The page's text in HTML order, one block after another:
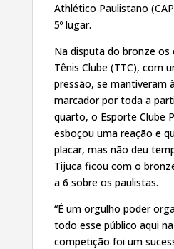
Athlético Paulistano
5º lugar.
Na disputa do bronze os
Tênis Clube (TTC), com
pressão, se mantiveram
marcador por toda a
quarto, o Esporte Clube
esboçou uma reação e
placar, mas não deu
Tijuca ficou com o
a 6 sobre os paulistas.
“É um orgulho poder
todo esse público aqui
competição foi um